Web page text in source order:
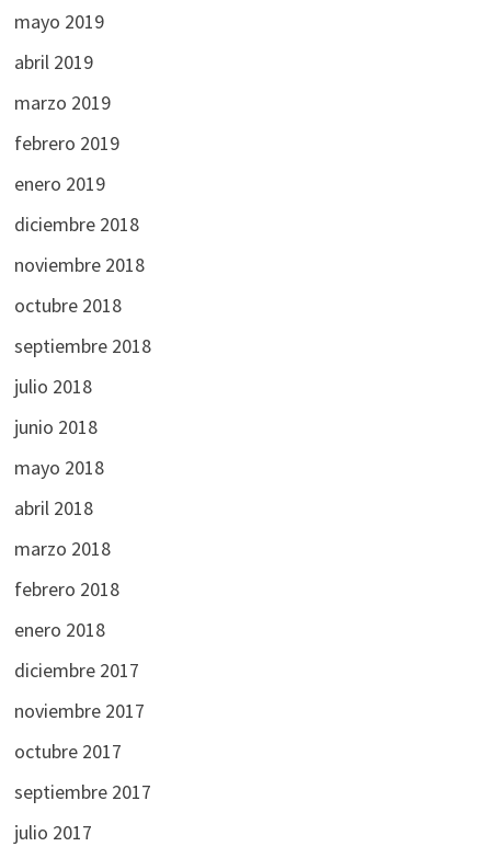
mayo 2019
abril 2019
marzo 2019
febrero 2019
enero 2019
diciembre 2018
noviembre 2018
octubre 2018
septiembre 2018
julio 2018
junio 2018
mayo 2018
abril 2018
marzo 2018
febrero 2018
enero 2018
diciembre 2017
noviembre 2017
octubre 2017
septiembre 2017
julio 2017